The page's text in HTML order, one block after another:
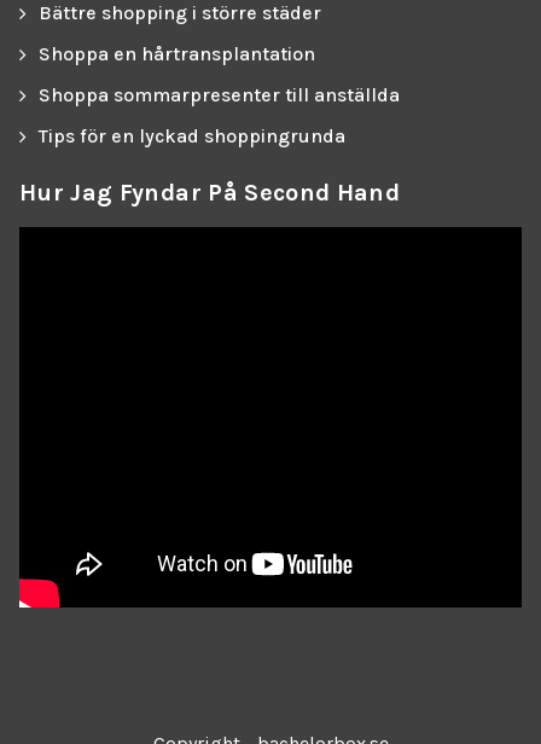
Bättre shopping i större städer
Shoppa en hårtransplantation
Shoppa sommarpresenter till anställda
Tips för en lyckad shoppingrunda
Hur Jag Fyndar På Second Hand